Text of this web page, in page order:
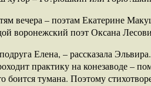
вечера – поэтам Екатерине
воронежский поэт Оксана
Елена, – рассказала
практику на конезаводе –
тумана. Поэтому